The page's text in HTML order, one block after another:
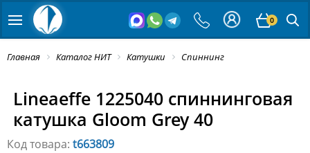
0
Главная Каталог НИТ Катушки Cпиннинг
Lineaeffe 1225040 спиннинговая
катушка Gloom Grey 40
Код товара: t663809